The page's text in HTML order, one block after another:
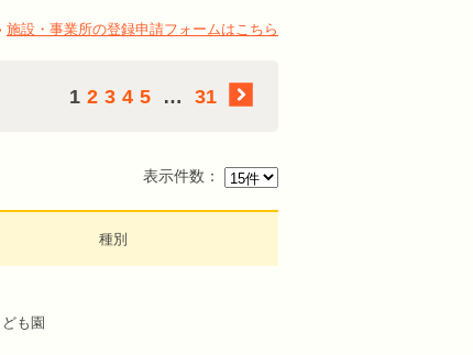
施設・事業所の登録申請フォームはこちら
1 2 3 4 5 … 31
表示件数：
種別
ども園